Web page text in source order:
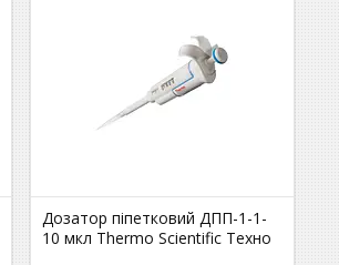
Дозатор піпетковий ДПП-1-1-
10 мкл Thermo Scientific Техно